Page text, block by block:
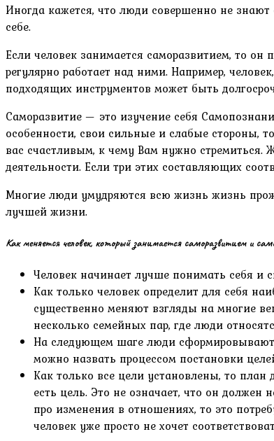
Иногда кажется, что люди совершенно не
себе.
Если человек занимается саморазвитием, то
регулярно работает над ними. Например,
подходящих инструментов может быть
Саморазвитие — это изучение себя
особенности, свои сильные и слабые стороны,
вас счастливым, к чему Вам нужно
деятельности. Если три этих составляющих
Многие люди умудряются всю жизнь жизнь
лучшей жизни.
Как меняется человек, который занимается саморазвитием и
Человек начинает лучше понимать себя и
Как только человек определит для себя
существенно меняют взгляды на многие
несколько семейных пар, где люди
На следующем шаге люди сформировывают
можно назвать процессом постановки
Как только все цели установлены, то план
есть цель. Это не означает, что он должен
про изменения в отношениях, то это
человек уже просто не хочет